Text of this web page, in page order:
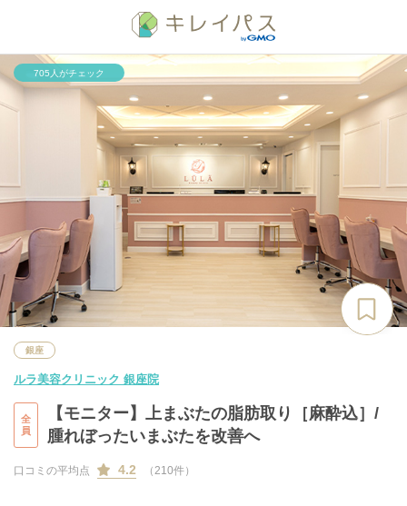
705人がチェック
銀座
ルラ美容クリニック 銀座院
全
員
【モニター】上まぶたの脂肪取り［麻酔込］/
腫れぼったいまぶたを改善へ
口コミの平均点 4.2 （210件）